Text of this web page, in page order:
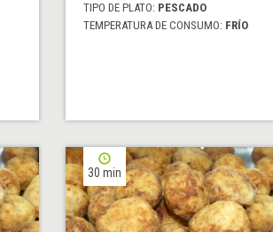
TIPO DE PLATO: PESCADO
TEMPERATURA DE CONSUMO: FRÍO
30 min